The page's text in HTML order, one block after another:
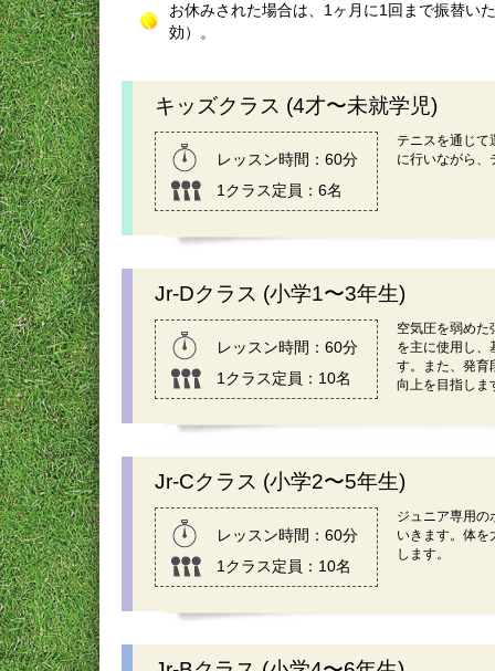
お休みされた場合は、1ヶ月に1回まで振替い
効）。
キッズクラス (4才〜未就学児)
レッスン時間：60分
1クラス定員：6名
テニスを通じて
に行いながら、
Jr-Dクラス (小学1〜3年生)
レッスン時間：60分
1クラス定員：10名
空気圧を弱めた
を主に使用し、
す。また、発育
向上を目指しま
Jr-Cクラス (小学2〜5年生)
レッスン時間：60分
1クラス定員：10名
ジュニア専用の
いきます。体を
します。